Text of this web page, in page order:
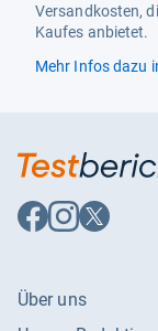
Versandkosten,
Kaufes anbietet.
Mehr Infos dazu
Auf
Facebook
Auf
Instagram
Auf
X
Über uns